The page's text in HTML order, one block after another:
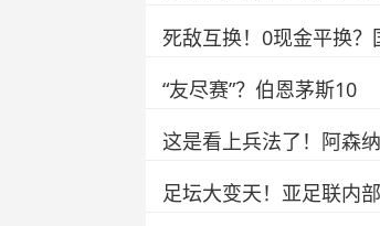
死敌互换！0现金平换
“友尽赛”？伯恩茅斯10
这是看上兵法了！阿森
足坛大变天！亚足联内